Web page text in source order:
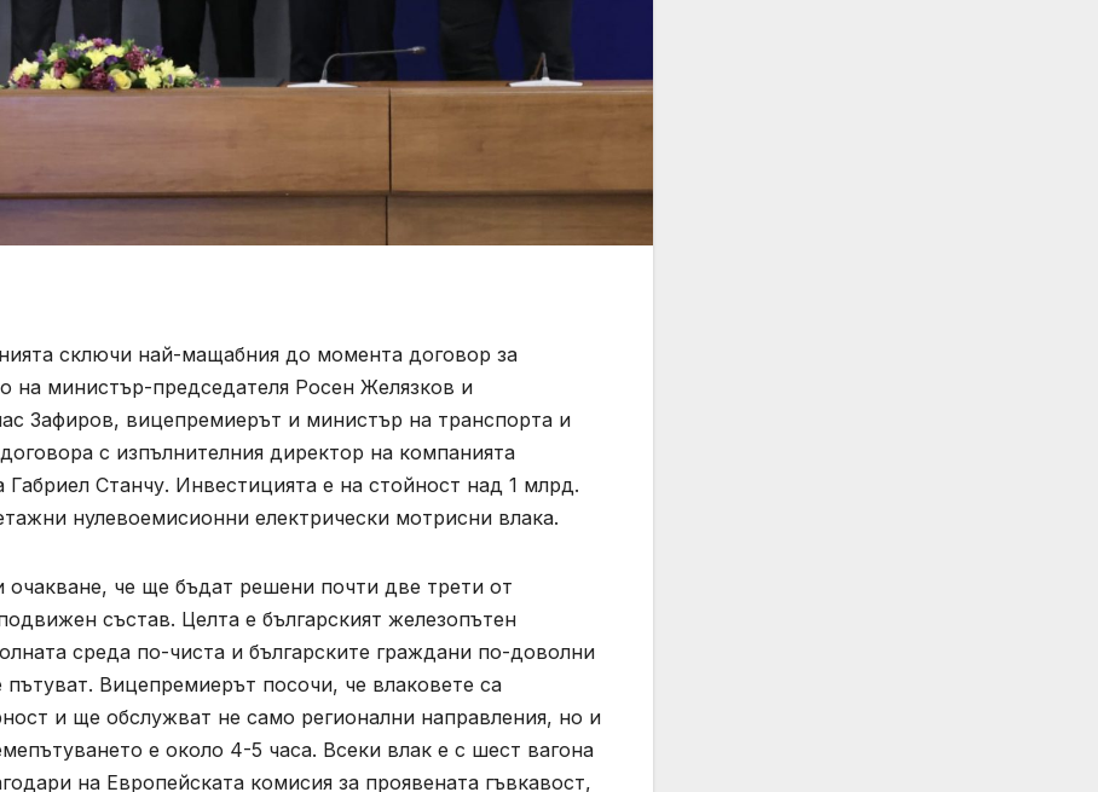
сключи най-мащабния до момента договор за
на министър-председателя Росен Желязков и
Зафиров, вицепремиерът и министър на транспорта и
с изпълнителния директор на компанията
Станчу. Инвестицията е на стойност над 1 млрд.
нулевоемисионни електрически мотрисни влака.
че ще бъдат решени почти две трети от
състав. Целта е българският железопътен
среда по-чиста и българските граждани по-доволни
Вицепремиерът посочи, че влаковете са
и ще обслужват не само регионални направления, но и
е около 4-5 часа. Всеки влак е с шест вагона
на Европейската комисия за проявената гъвкавост,